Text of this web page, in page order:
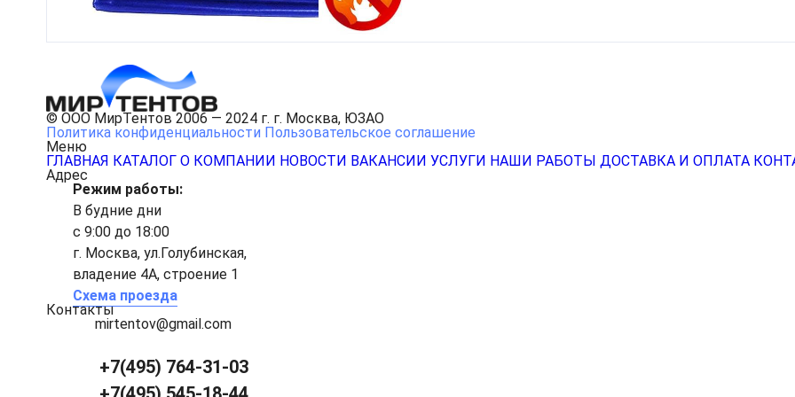
© ООО МирТентов 2006 — 2024 г. г. Москва, ЮЗАО
Политика конфиденциальности Пользовательское соглашение
Меню
ГЛАВНАЯ КАТАЛОГ О КОМПАНИИ НОВОСТИ ВАКАНСИИ УСЛУГИ НАШИ РАБОТЫ ДОСТАВКА И ОПЛАТА
Адрес
Режим работы:
В будние дни
с 9:00 до 18:00
г. Москва, ул.Голубинская,
владение 4А, строение 1
Схема проезда
Контакты
mirtentov@gmail.com
+7(495) 764-31-03